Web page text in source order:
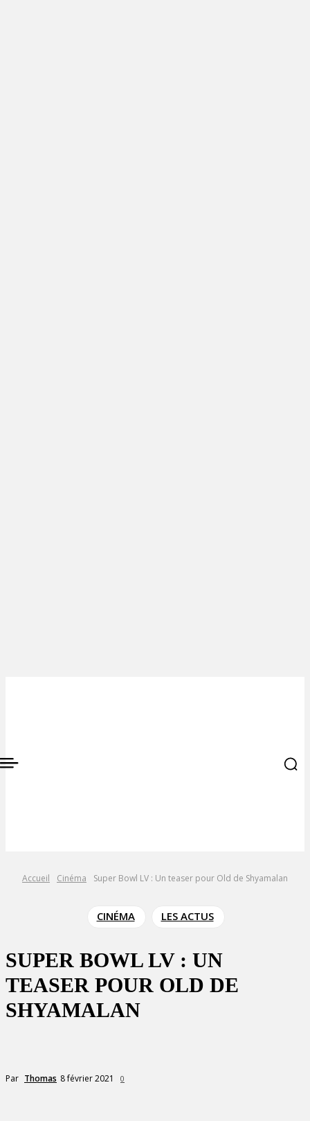
Accueil Cinéma Super Bowl LV : Un teaser pour Old de Shyamalan
CINÉMA LES ACTUS
SUPER BOWL LV : UN
TEASER POUR OLD DE
SHYAMALAN
Par Thomas 8 février 2021 0